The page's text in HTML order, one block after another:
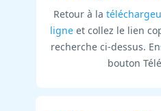
Retour à la
ligne et collez le lien
recherche ci-dessus.
bouton